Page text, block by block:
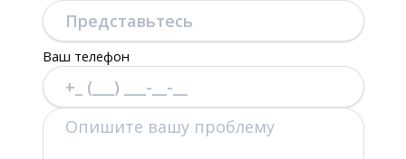
Ваш телефон